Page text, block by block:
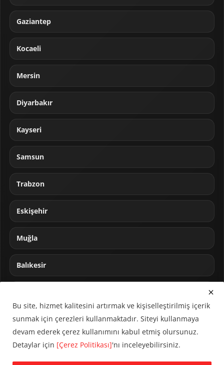
Gaziantep
Kocaeli
Mersin
Diyarbakır
Kayseri
Samsun
Trabzon
Eskişehir
Muğla
Balıkesir
Bu site, hizmet kalitesini artırmak ve kişiselleştirilmiş içerik
sunmak için çerezleri kullanmaktadır. Siteyi kullanmaya
devam ederek çerez kullanımını kabul etmiş olursunuz.
Detaylar için [Çerez Politikası]'nı inceleyebilirsiniz.